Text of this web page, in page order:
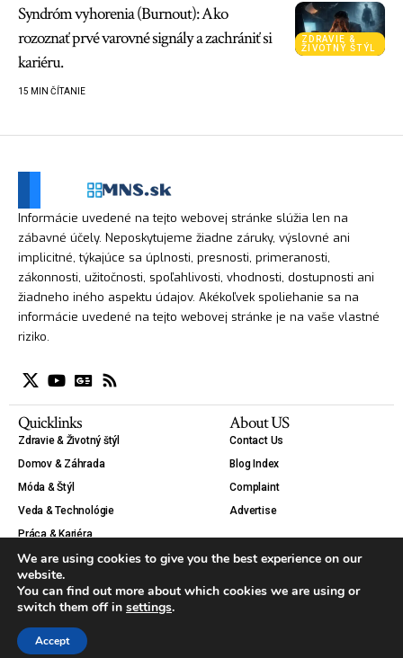
ZDRAVIE &
ŽIVOTNÝ ŠTÝL
Syndróm vyhorenia (Burnout): Ako
rozoznať prvé varovné signály a zachrániť si
kariéru.
15 MIN ČÍTANIE
Informácie uvedené na tejto webovej stránke slúžia len na
zábavné účely. Neposkytujeme žiadne záruky, výslovné ani
implicitné, týkajúce sa úplnosti, presnosti, primeranosti,
zákonnosti, užitočnosti, spoľahlivosti, vhodnosti, dostupnosti ani
žiadneho iného aspektu údajov. Akékoľvek spoliehanie sa na
informácie uvedené na tejto webovej stránke je na vaše vlastné
riziko.
Quicklinks
Zdravie & Životný štýl
Domov & Záhrada
Móda & Štýl
Veda & Technológie
Práca & Kariéra
Krása
Auto & Moto
Tipy & Návody
About US
Contact Us
Blog Index
Complaint
Advertise
We are using cookies to give you the best experience on our
website.
You can find out more about which cookies we are using or
switch them off in settings.
Accept